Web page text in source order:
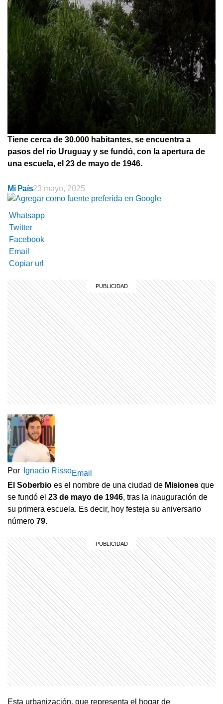
Tiene cerca de 30.000 habitantes, se encuentra a
pasos del río Uruguay y se fundó, con la apertura de
una escuela, el 23 de mayo de 1946.
Mi País23 mayo, 2025
Whatsapp
Twitter
Facebook
Email
Copiar url
Por Ignacio RissoEmail
El Soberbio es el nombre de una ciudad de Misiones que
se fundó el 23 de mayo de 1946, tras la inauguración de
su primera escuela. Es decir, hoy festeja su aniversario
número 79.
Esta urbanización, que representa el hogar de